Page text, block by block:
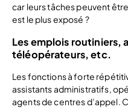
car leurs tâches peuvent
est le plus exposé ?
Les emplois routiniers,
téléopérateurs, etc.
Les fonctions à forte
assistants administratifs,
agents de centres d’appel.